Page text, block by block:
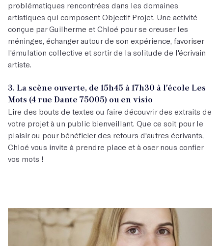
problématiques rencontrées dans les domaines
artistiques qui composent Objectif Projet. Une activité
conçue par Guilherme et Chloé pour se creuser les
méninges, échanger autour de son expérience, favoriser
l'émulation collective et sortir de la solitude de l'écrivain
artiste.
3. La scène ouverte, de 15h45 à 17h30 à l'école Les
Mots (4 rue Dante 75005) ou en visio
Lire des bouts de textes ou faire découvrir des extraits de
votre projet à un public bienveillant. Que ce soit pour le
plaisir ou pour bénéficier des retours d'autres écrivants,
Chloé vous invite à prendre place et à oser nous confier
vos mots !